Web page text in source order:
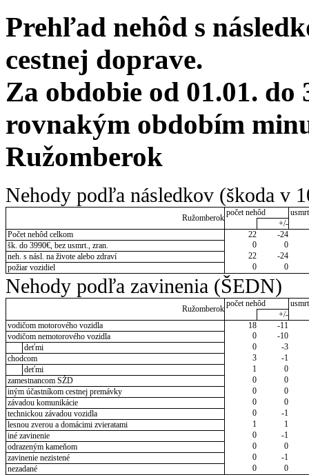
Prehľad nehôd s
cestnej doprave.
Za obdobie od 01.01. do
rovnakým obdobím
Ružomberok
Nehody podľa následkov (škoda v
Ružomberok
počet nehôd
+/-
Počet nehôd celkom
22
-24
šk. do 3990€, bez usmrt., zran.
0
0
neh. s násl. na živote alebo zdraví
22
-24
požiar vozidiel
0 0
Nehody podľa zavinenia (ŠEDN)
Ružomberok
počet nehôd
+/-
vodičom motorového vozidla
18
-11
vodičom nemotorového vozidla
0
-10
deťmi
0
-3
chodcom
3
-1
deťmi
1
0
zamestnancom SŽD
0
0
iným účastníkom cestnej premávky
0
0
závadou komunikácie
0
0
technickou závadou vozidla
0
-1
lesnou zverou a domácimi zvieratami
1
1
iné zavinenie
0
-1
odrazeným kameňom
0
0
zavinenie nezistené
0
-1
nezadané
0 0